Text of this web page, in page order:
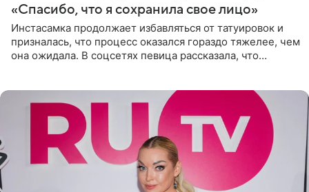
«Спасибо, что я сохранила свое лицо»
Инстасамка продолжает избавляться от татуировок и
призналась, что процесс оказался гораздо тяжелее, чем
она ожидала. В соцсетях певица рассказала, что